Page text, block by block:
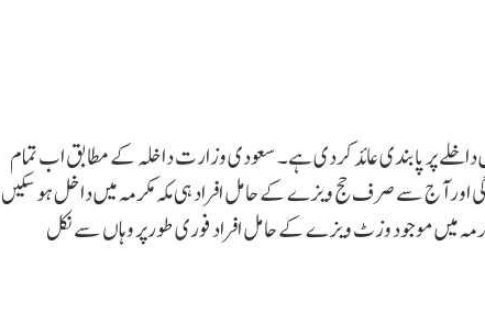
پر پابندی عائد کردی ہے۔ سعودی وزارت داخلہ کے مطابق اب تمام
اور آج سے صرف حج ویزے کے حامل افراد ہی مکہ مکرمہ میں داخل ہو سکیں
میں موجود وزٹ ویزے کے حامل افراد فوری طورپر وہاں سے نکل